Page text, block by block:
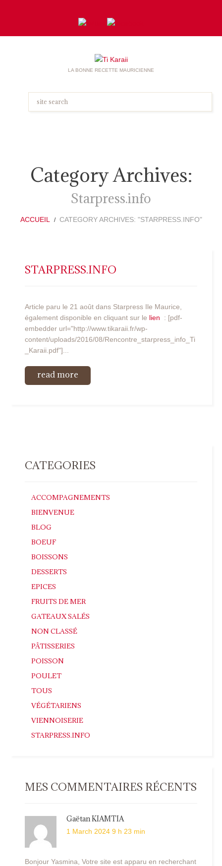
LA BONNE RECETTE MAURICIENNE
Category Archives:
Starpress.info
ACCUEIL CATEGORY ARCHIVES: "STARPRESS.INFO"
STARPRESS.INFO
Article paru le 21 août dans Starpress Ile Maurice,
également disponible en cliquant sur le lien : [pdf-
embedder url="http://www.tikaraii.fr/wp-
content/uploads/2016/08/Rencontre_starpress_info_Ti
_Karaii.pdf"]...
read more
CATEGORIES
ACCOMPAGNEMENTS
BIENVENUE
BLOG
BOEUF
BOISSONS
DESSERTS
EPICES
FRUITS DE MER
GATEAUX SALÉS
NON CLASSÉ
PÂTISSERIES
POISSON
POULET
TOUS
VÉGÉTARIENS
VIENNOISERIE
STARPRESS.INFO
MES COMMENTAIRES RÉCENTS
Gaëtan KIAMTIA
1 March 2024 9 h 23 min
Bonjour Yasmina, Votre site est apparu en recherchant